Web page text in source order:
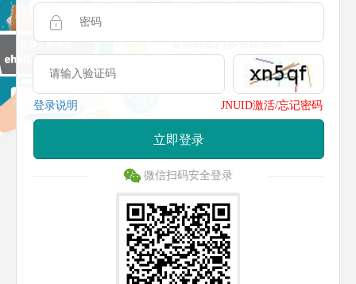
登录说明 JNUID激活/忘记密码
立即登录
微信扫码安全登录